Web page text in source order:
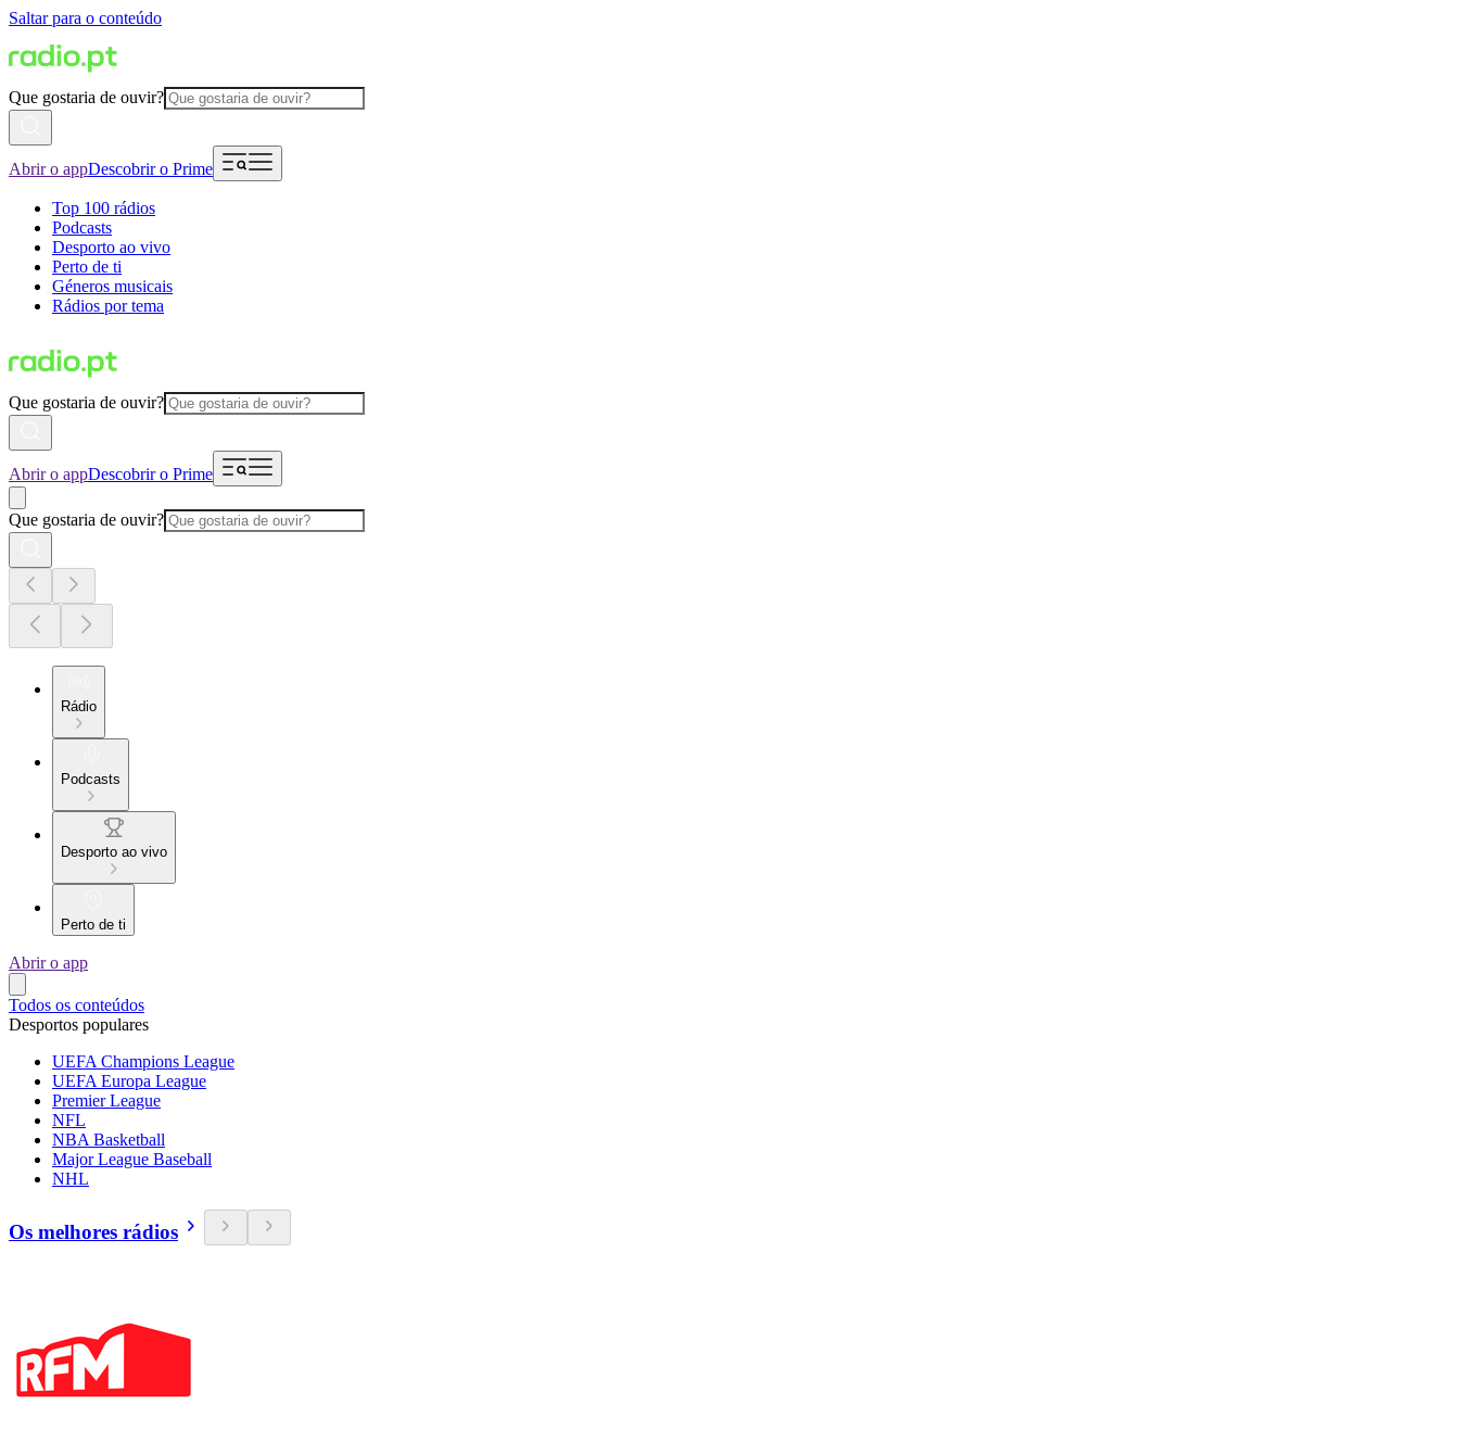
Saltar para o conteúdo
Que gostaria de ouvir?
Abrir o appDescobrir o Prime
Top 100 rádios
Podcasts
Desporto ao vivo
Perto de ti
Géneros musicais
Rádios por tema
Que gostaria de ouvir?
Abrir o appDescobrir o Prime
Que gostaria de ouvir?
Rádio
Podcasts
Desporto ao vivo
Perto de ti
Abrir o app
Todos os conteúdos
Desportos populares
UEFA Champions League
UEFA Europa League
Premier League
NFL
NBA Basketball
Major League Baseball
NHL
Os melhores rádios